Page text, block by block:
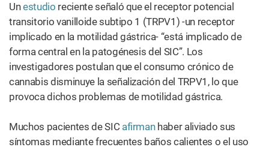
Unestudio reciente señaló que el receptor potencial
transitorio vanilloide subtipo 1 (TRPV1) -un receptor
implicado en la motilidad gástrica- “está implicado de
forma central en la patogénesis del SIC”. Los
investigadores postulan que el consumo crónico de
cannabis disminuye la señalización del TRPV1, lo que
provoca dichos problemas de motilidad gástrica.
Muchos pacientes de SIC afirmanhaber aliviado sus
síntomas mediante frecuentes baños calientes o el uso